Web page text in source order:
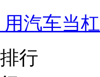
汽车当
行